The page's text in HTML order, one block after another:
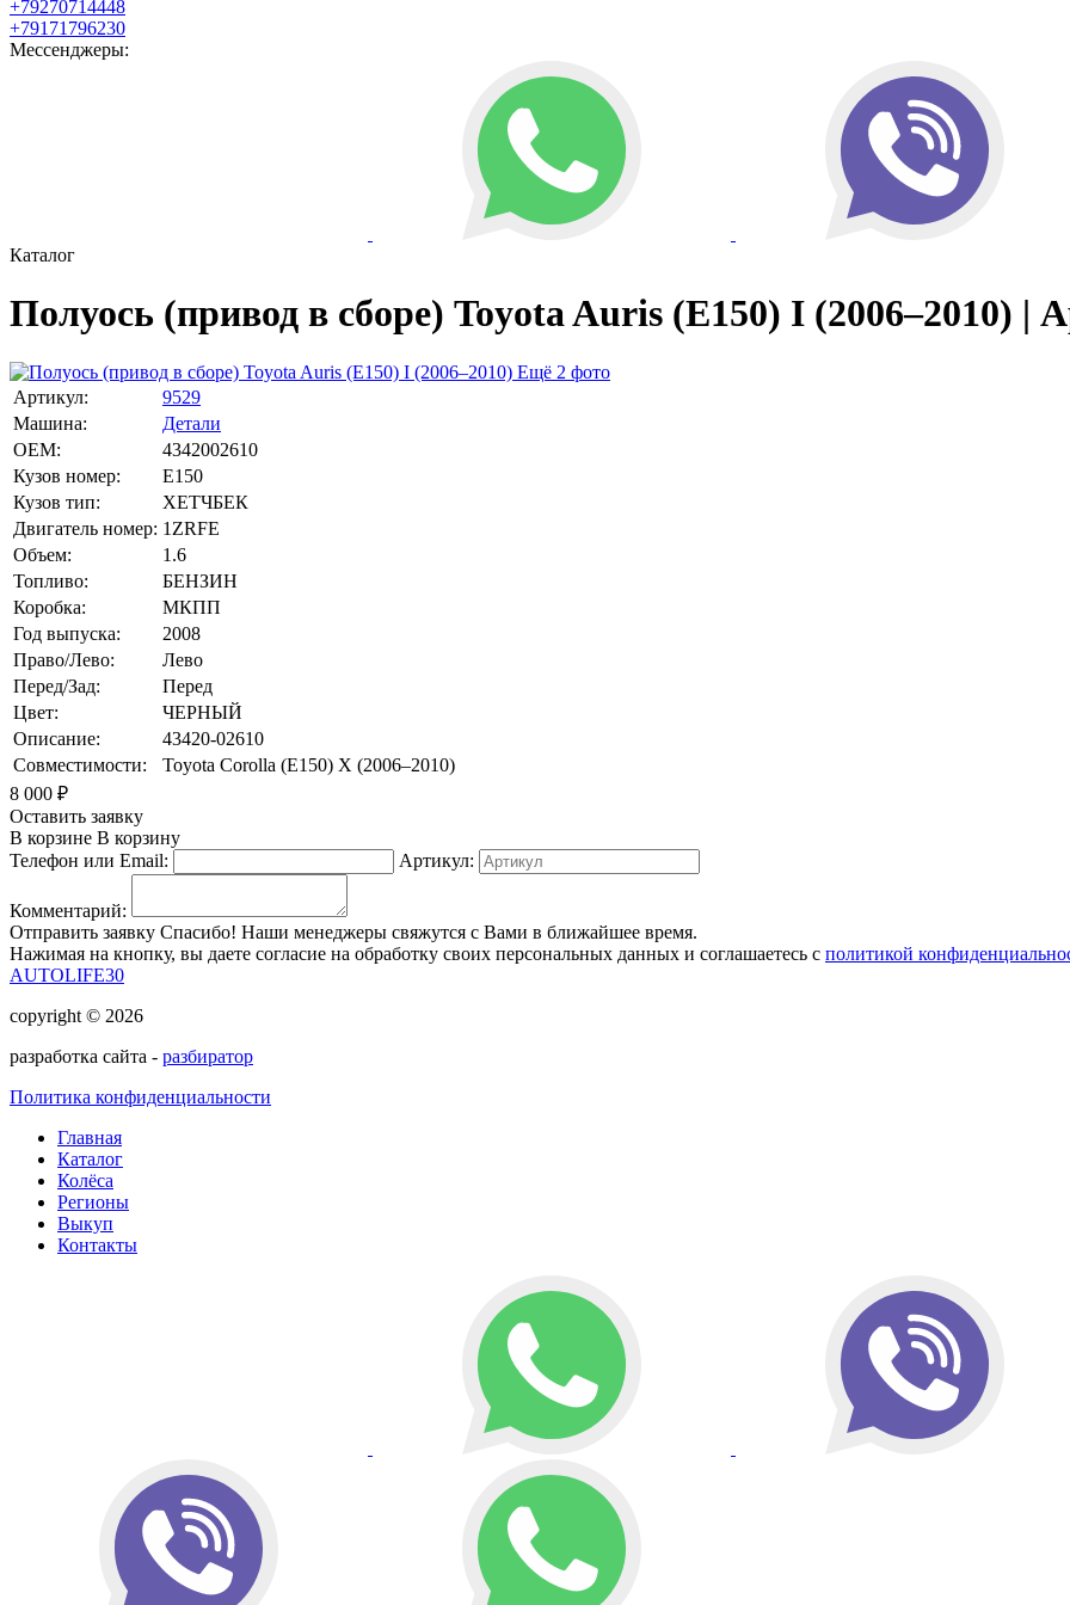
+79270714448
+79171796230
Мессенджеры:
Каталог
Полуось (привод в сборе) Toyota Auris (E150) I (2006–2010) |
Ещё 2 фото
Артикул:
9529
Машина:
Детали
OEM:
4342002610
Кузов номер:
E150
Кузов тип:
ХЕТЧБЕК
Двигатель номер: 1ZRFE
Объем:
1.6
Топливо:
БЕНЗИН
Коробка:
МКПП
Год выпуска:
2008
Право/Лево:
Лево
Перед/Зад:
Перед
Цвет:
ЧЕРНЫЙ
Описание:
43420-02610
Совместимости:
Toyota Corolla (E150) X (2006–2010)
8 000 ₽
Оставить заявку
В корзине В корзину
Телефон или Email:
Артикул:
Комментарий:
Отправить заявку Спасибо! Наши менеджеры свяжутся с Вами в ближайшее время.
Нажимая на кнопку, вы даете согласие на обработку своих персональных данных и соглашаетесь с политикой
AUTOLIFE30
copyright © 2026
разработка сайта - разбиратор
Политика конфиденциальности
Главная
Каталог
Колёса
Регионы
Выкуп
Контакты